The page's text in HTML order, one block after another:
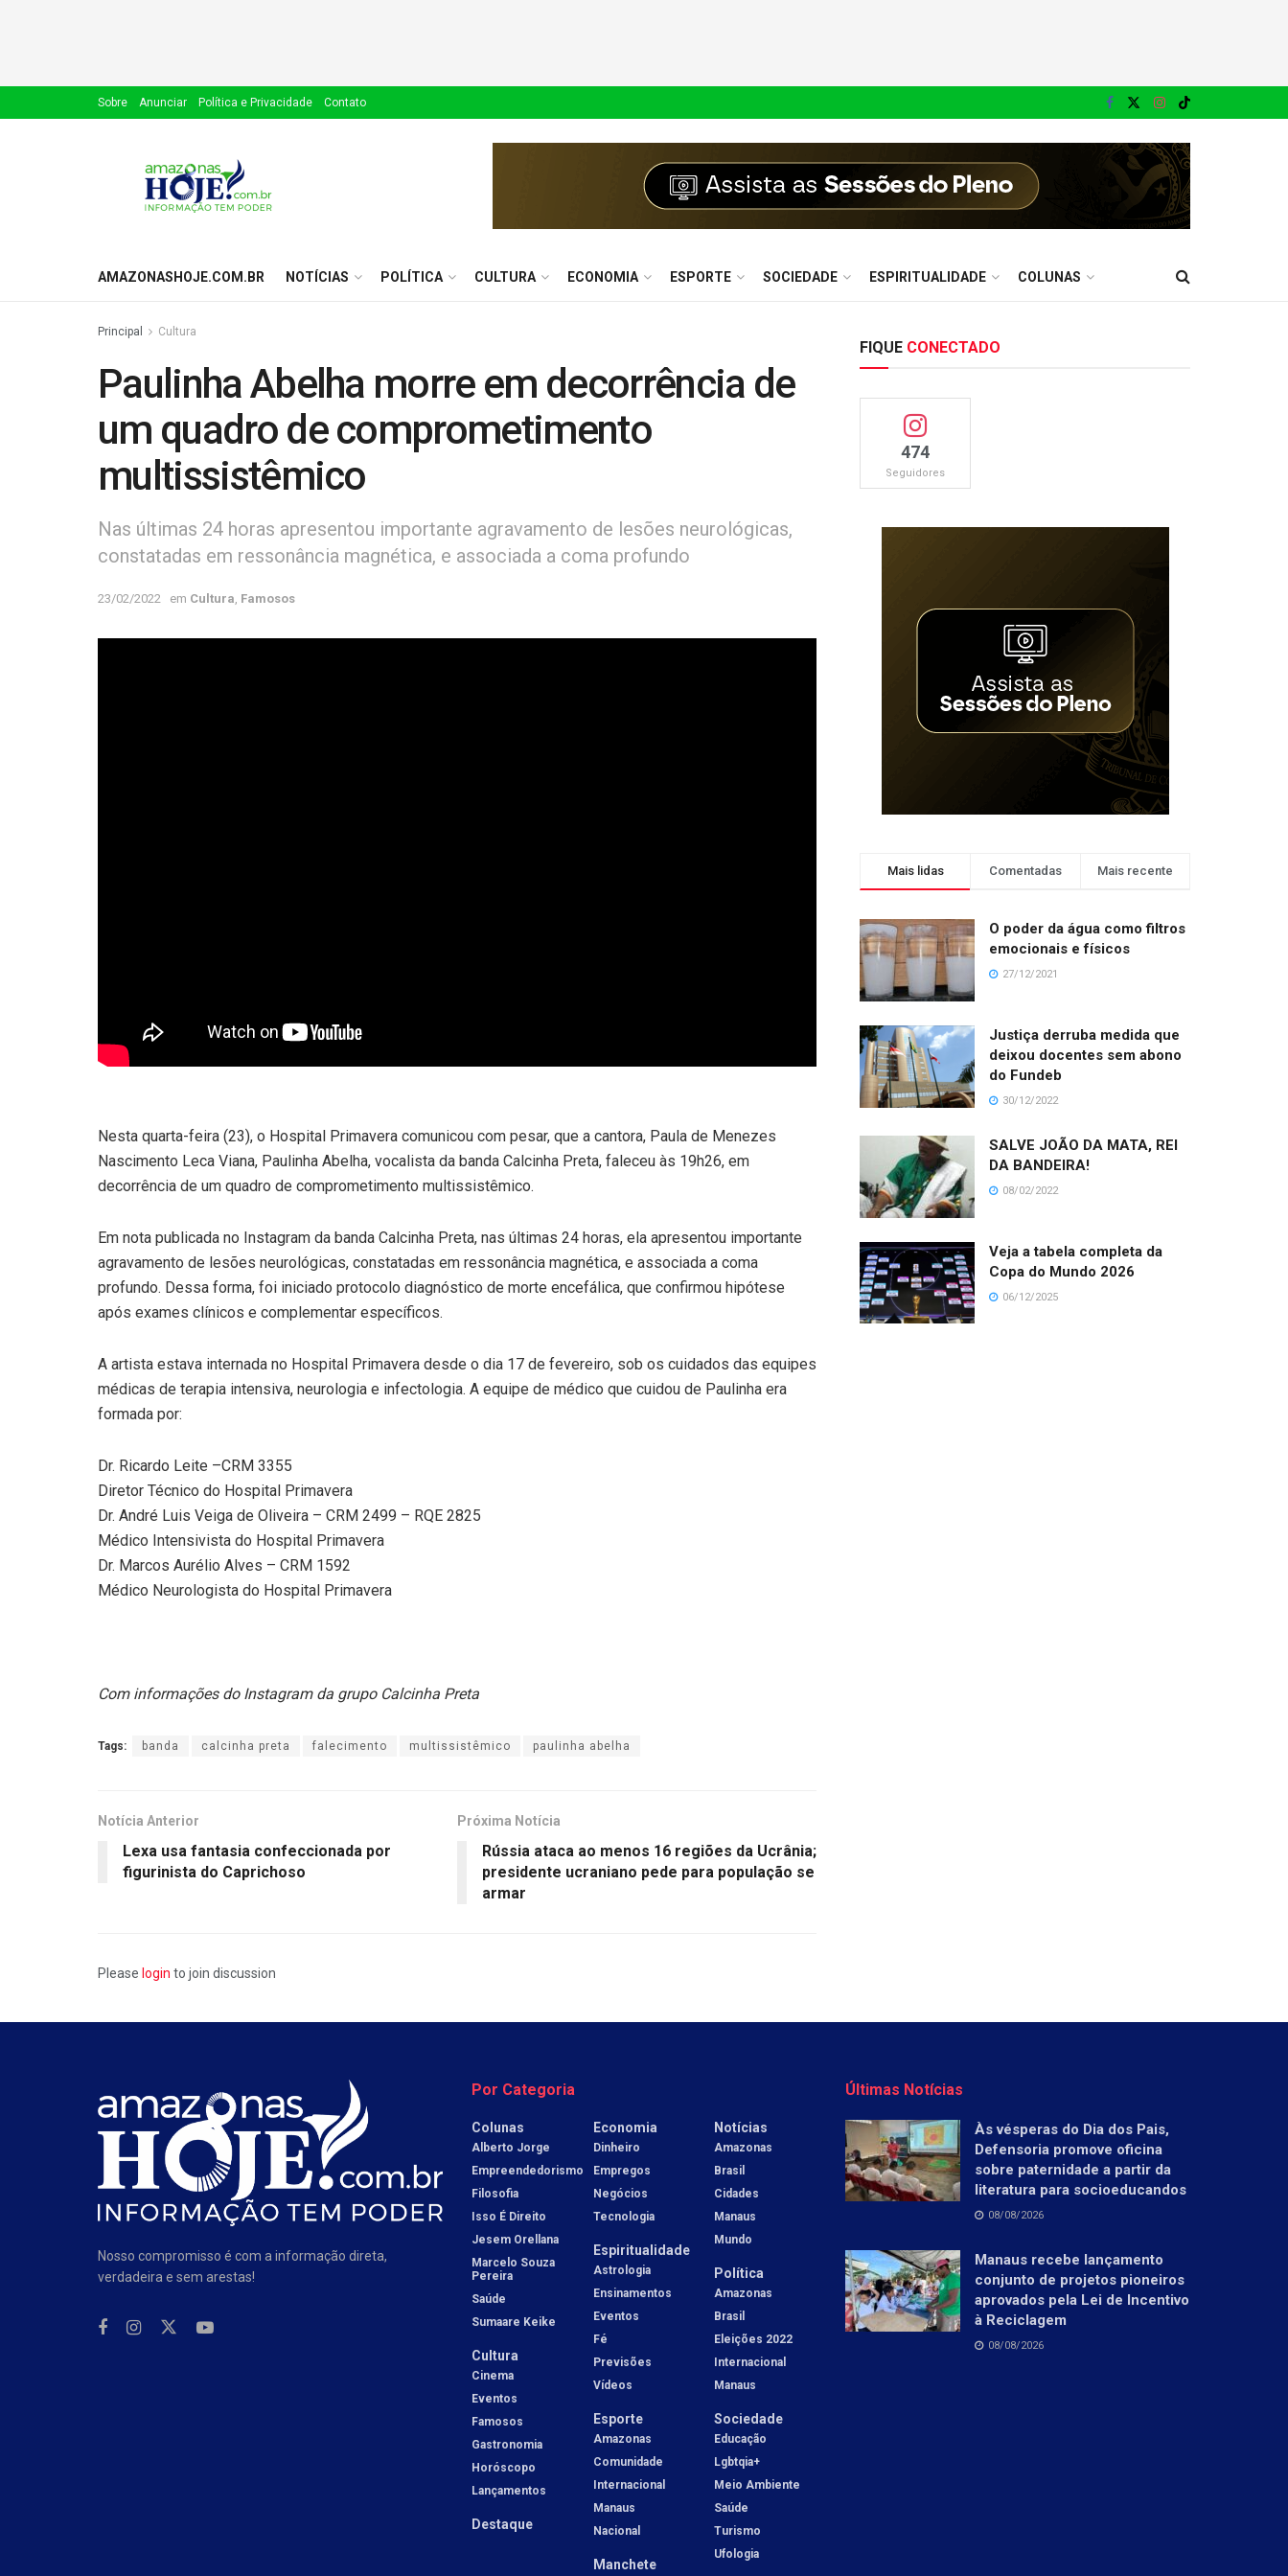
Sobre Anunciar Política e Privacidade Contato
AMAZONASHOJE.COM.BR NOTÍCIAS POLÍTICA CULTURA ECONOMIA ESPORTE SOCIEDADE ESPIRITUALIDADE COLUNAS
Principal Cultura
Paulinha Abelha morre em decorrência de
um quadro de comprometimento
multissistêmico
Nas últimas 24 horas apresentou importante agravamento de lesões neurológicas,
constatadas em ressonância magnética, e associada a coma profundo
23/02/2022 em Cultura Famosos
Nesta quarta-feira (23), o Hospital Primavera comunicou com pesar, que a cantora, Paula de Menezes
Nascimento Leca Viana, Paulinha Abelha, vocalista da banda Calcinha Preta, faleceu às 19h26, em
decorrência de um quadro de comprometimento multissistêmico.
Em nota publicada no Instagram da banda Calcinha Preta, nas últimas 24 horas, ela apresentou importante
agravamento de lesões neurológicas, constatadas em ressonância magnética, e associada a coma
profundo. Dessa forma, foi iniciado protocolo diagnóstico de morte encefálica, que confirmou hipótese
após exames clínicos e complementar específicos.
A artista estava internada no Hospital Primavera desde o dia 17 de fevereiro, sob os cuidados das equipes
médicas de terapia intensiva, neurologia e infectologia. A equipe de médico que cuidou de Paulinha era
formada por:
Dr. Ricardo Leite –CRM 3355
Diretor Técnico do Hospital Primavera
Dr. André Luis Veiga de Oliveira – CRM 2499 – RQE 2825
Médico Intensivista do Hospital Primavera
Dr. Marcos Aurélio Alves – CRM 1592
Médico Neurologista do Hospital Primavera
Com informações do Instagram da grupo Calcinha Preta
Tags: banda calcinha preta falecimento multissistêmico paulinha abelha
Notícia Anterior
Lexa usa fantasia confeccionada por
figurinista do Caprichoso
Próxima Notícia
Rússia ataca ao menos 16 regiões da Ucrânia;
presidente ucraniano pede para população se
armar
Please login to join discussion
FIQUE CONECTADO
474
Seguidores
Mais lidas Comentadas Mais recente
O poder da água como filtros
emocionais e físicos
27/12/2021
Justiça derruba medida que
deixou docentes sem abono
do Fundeb
30/12/2022
SALVE JOÃO DA MATA, REI
DA BANDEIRA!
08/02/2022
Veja a tabela completa da
Copa do Mundo 2026
06/12/2025
Nosso compromisso é com a informação direta,
verdadeira e sem arestas!
Por Categoria
Colunas
Alberto Jorge
Empreendedorismo
Filosofia
Isso É Direito
Jesem Orellana
Marcelo Souza
Pereira
Saúde
Sumaare Keike
Cultura
Cinema
Eventos
Famosos
Gastronomia
Horóscopo
Lançamentos
Destaque
Economia
Dinheiro
Empregos
Negócios
Tecnologia
Espiritualidade
Astrologia
Ensinamentos
Eventos
Fé
Previsões
Vídeos
Esporte
Amazonas
Comunidade
Internacional
Manaus
Nacional
Manchete
Notícias
Amazonas
Brasil
Cidades
Manaus
Mundo
Política
Amazonas
Brasil
Eleições 2022
Internacional
Manaus
Sociedade
Educação
Lgbtqia+
Meio Ambiente
Saúde
Turismo
Ufologia
Últimas Notícias
Às vésperas do Dia dos Pais,
Defensoria promove oficina
sobre paternidade a partir da
literatura para socioeducandos
08/08/2026
Manaus recebe lançamento
conjunto de projetos pioneiros
aprovados pela Lei de Incentivo
à Reciclagem
08/08/2026